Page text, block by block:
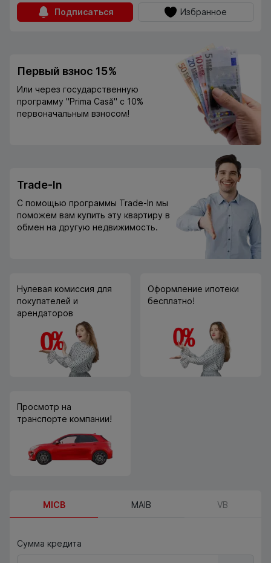
Подписаться Избранное
Первый взнос 15%
Или через государственную
программу "Prima Casă" с 10%
первоначальным взносом!
Trade-In
С помощью программы Trade-In мы
поможем вам купить эту квартиру в
обмен на другую недвижимость.
Нулевая комиссия для
покупателей и
арендаторов
Оформление ипотеки
бесплатно!
Просмотр на
транспорте компании!
MICB MAIB VB
Сумма кредита